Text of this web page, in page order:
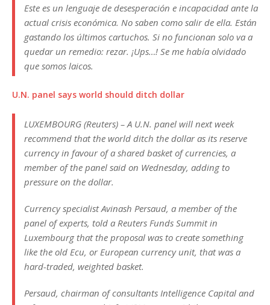
Este es un lenguaje de desesperación e incapacidad ante la
actual crisis económica. No saben como salir de ella. Están
gastando los últimos cartuchos. Si no funcionan solo va a
quedar un remedio: rezar. ¡Ups…! Se me había olvidado
que somos laicos.
U.N. panel says world should ditch dollar
LUXEMBOURG (Reuters) – A U.N. panel will next week
recommend that the world ditch the dollar as its reserve
currency in favour of a shared basket of currencies, a
member of the panel said on Wednesday, adding to
pressure on the dollar.
Currency specialist Avinash Persaud, a member of the
panel of experts, told a Reuters Funds Summit in
Luxembourg that the proposal was to create something
like the old Ecu, or European currency unit, that was a
hard-traded, weighted basket.
Persaud, chairman of consultants Intelligence Capital and